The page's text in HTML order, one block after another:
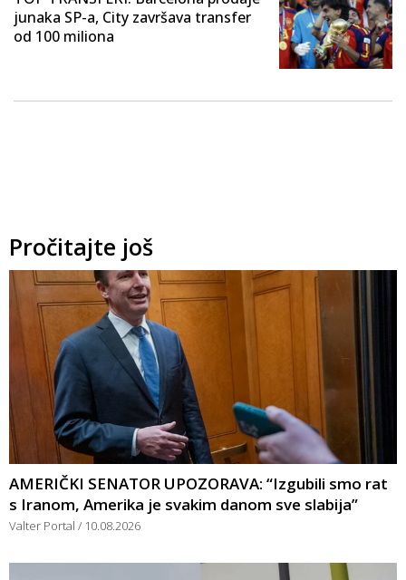
junaka SP-a, City završava transfer
od 100 miliona
Pročitajte još
AMERIČKI SENATOR UPOZORAVA: “Izgubili smo rat
s Iranom, Amerika je svakim danom sve slabija”
Valter Portal 10.08.2026